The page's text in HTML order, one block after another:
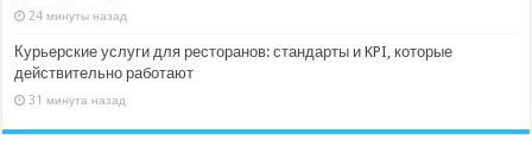
24 минуты назад
Курьерские услуги для ресторанов: стандарты и KPI, которые
действительно работают
31 минута назад